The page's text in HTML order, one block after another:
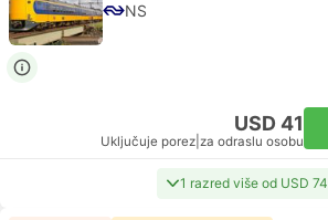
NS
USD 41
Uključuje porez za odraslu osobu
1 razred više od USD 74